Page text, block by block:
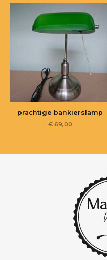
prachtige bankierslamp
€69,00